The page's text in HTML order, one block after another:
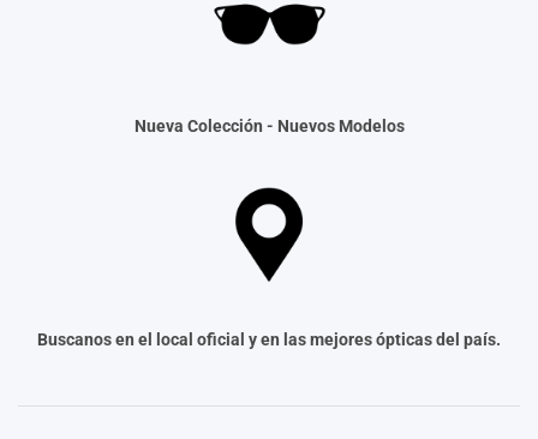
Nueva Colección - Nuevos Modelos
Buscanos en el local oficial y en las mejores ópticas del país.